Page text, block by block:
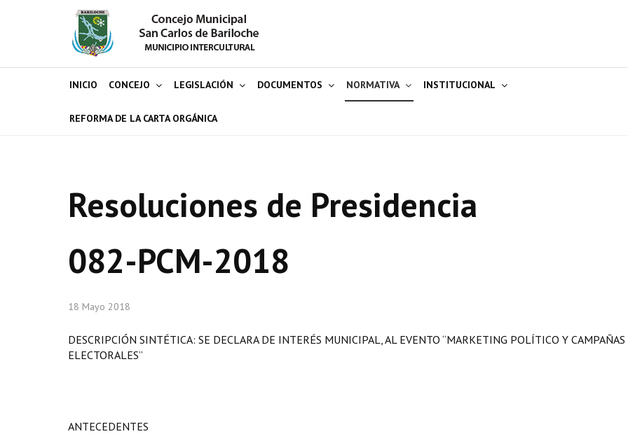
INICIO CONCEJO LEGISLACIÓN DOCUMENTOS NORMATIVA INSTITUCIONAL
REFORMA DE LA CARTA ORGÁNICA
Resoluciones de Presidencia
082-PCM-2018
18 Mayo 2018
DESCRIPCIÓN SINTÉTICA: SE DECLARA DE INTERÉS MUNICIPAL, AL EVENTO “MARKETING POLÍTICO Y CAMPAÑAS
ELECTORALES”
ANTECEDENTES